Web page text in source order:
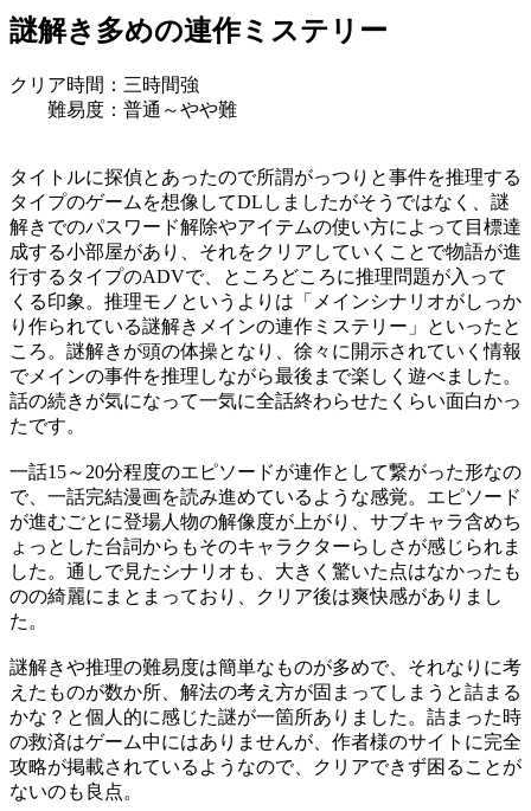
謎解き多めの連作ミステリー
クリア時間：三時間強
難易度：普通～やや難
タイトルに探偵とあったので所謂がっつりと事件を推理する
タイプのゲームを想像してDLしましたがそうではなく、謎
解きでのパスワード解除やアイテムの使い方によって目標達
成する小部屋があり、それをクリアしていくことで物語が進
行するタイプのADVで、ところどころに推理問題が入って
くる印象。推理モノというよりは「メインシナリオがしっか
り作られている謎解きメインの連作ミステリー」といったと
ころ。謎解きが頭の体操となり、徐々に開示されていく情報
でメインの事件を推理しながら最後まで楽しく遊べました。
話の続きが気になって一気に全話終わらせたくらい面白かっ
たです。
一話15～20分程度のエピソードが連作として繋がった形なの
で、一話完結漫画を読み進めているような感覚。エピソード
が進むごとに登場人物の解像度が上がり、サブキャラ含めち
ょっとした台詞からもそのキャラクターらしさが感じられま
した。通しで見たシナリオも、大きく驚いた点はなかったも
のの綺麗にまとまっており、クリア後は爽快感がありまし
た。
謎解きや推理の難易度は簡単なものが多めで、それなりに考
えたものが数か所、解法の考え方が固まってしまうと詰まる
かな？と個人的に感じた謎が一箇所ありました。詰まった時
の救済はゲーム中にはありませんが、作者様のサイトに完全
攻略が掲載されているようなので、クリアできず困ることが
ないのも良点。